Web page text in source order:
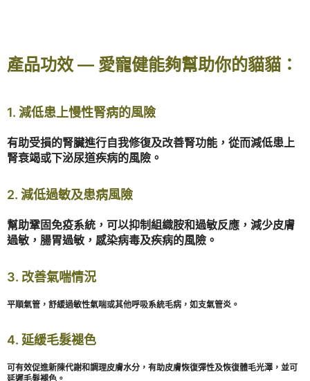
產品功效 — 愛寵健能夠幫助你的貓貓：
1. 減低患上慢性腎病的風險
有助受損的腎臟進行自我修復及改善腎功能，從而減低患上
腎衰竭或下泌尿道疾病的風險。
2. 減低過敏及患病風險
幫助鞏固免疫系統，可以抑制組織胺和過敏反應，減少皮膚
過敏，腸胃過敏，感染病毒及疾病的風險。
3. 改善氣喘情況
平順氣管，舒緩過敏性氣喘或其他呼吸系統毛病，如支氣管炎。
4. 延緩毛髮褪色
可有效促進新陳代謝和調理皮膚水分，有助皮膚恢復彈性及恢復體毛光澤，並可
延遲毛髮褪色。